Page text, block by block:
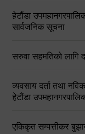
हेटौंडा
सार्वजनिक सूचना
सरुवा सहमतिको लागि
व्यवसाय दर्ता तथा
हेटौंडा
एकिकृत सम्पत्तीकर